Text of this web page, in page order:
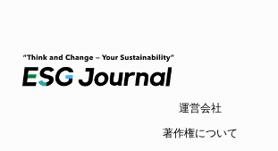
運営会社
著作権について